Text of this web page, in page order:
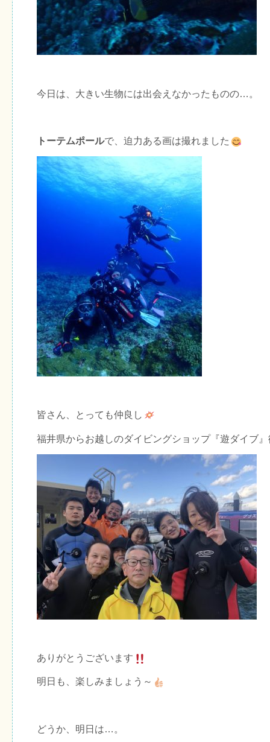
今日は、大きい生物には出会えなかったものの…。
トーテムポールで、迫力ある画は撮れました
皆さん、とっても仲良し
福井県からお越しのダイビングショップ『遊ダイブ
ありがとうございます
明日も、楽しみましょう～
どうか、明日は…。